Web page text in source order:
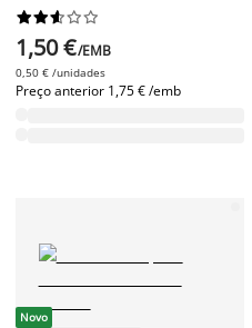






1,50 €/EMB
0,50 € /unidades
Preço anterior 1,75 € /emb
Novo